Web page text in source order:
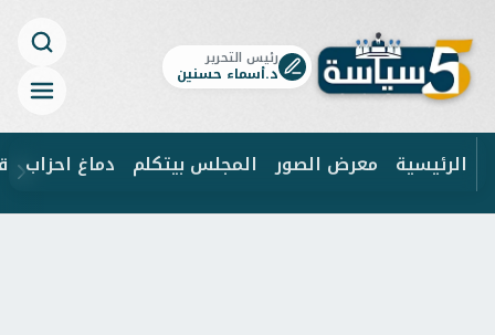
رئيس التحرير
د.أسماء حسنين
الرئيسية معرض الصور المجلس بيتكلم دماغ احزاب